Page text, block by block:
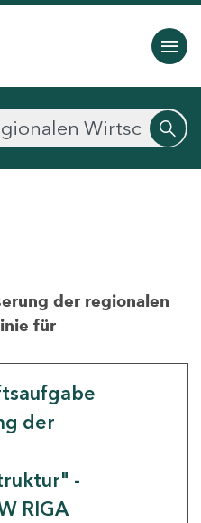
der regionalen
für
der
-
RIGA